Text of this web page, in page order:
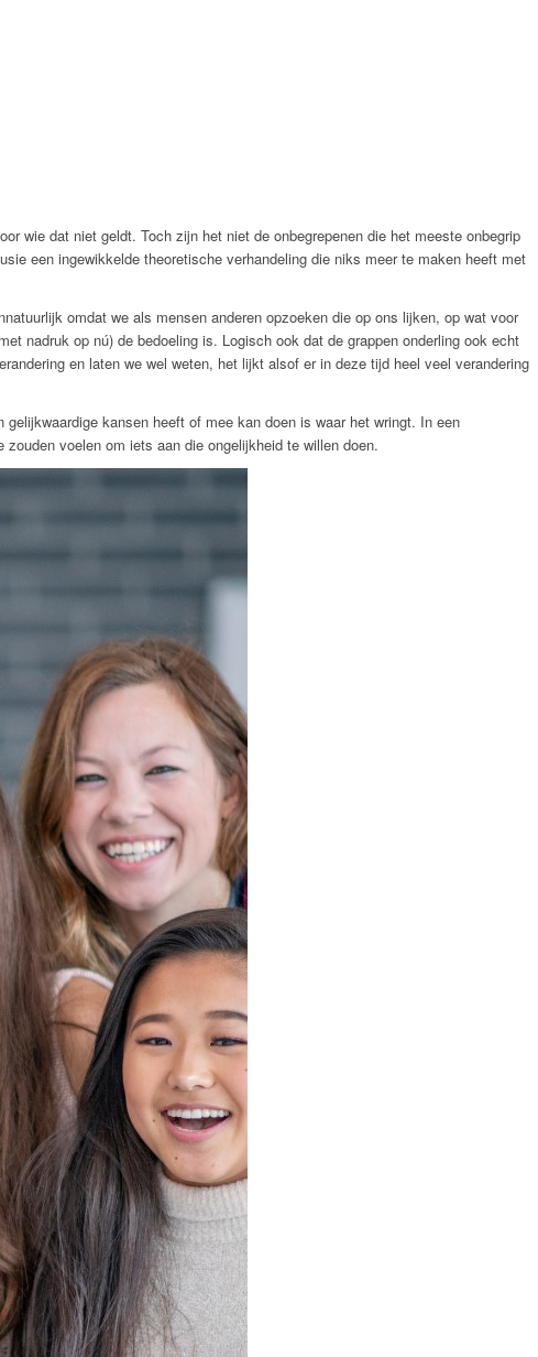
wie dat niet geldt. Toch zijn het niet de onbegrepenen die het meeste onbegrip
een ingewikkelde theoretische verhandeling die niks meer te maken heeft met
omdat we als mensen anderen opzoeken die op ons lijken, op wat voor
nadruk op nú) de bedoeling is. Logisch ook dat de grappen onderling ook echt
en laten we wel weten, het lijkt alsof er in deze tijd heel veel verandering
kansen heeft of mee kan doen is waar het wringt. In een
voelen om iets aan die ongelijkheid te willen doen.